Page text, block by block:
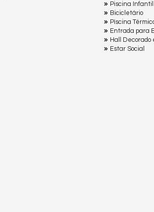
Piscina Infantil
Bicicletário
Pìscina
Entrada para
Hall Decorado
Estar Social